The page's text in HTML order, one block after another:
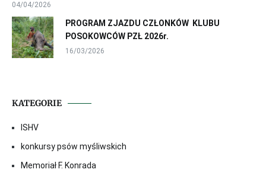
04/04/2026
PROGRAM ZJAZDU CZŁONKÓW KLUBU
POSOKOWCÓW PZŁ 2026r.
16/03/2026
KATEGORIE
ISHV
konkursy psów myśliwskich
Memoriał F. Konrada